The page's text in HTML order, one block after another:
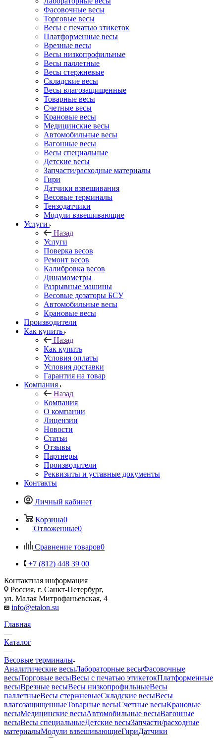
Фасовочные весы
Торговые весы
Весы с печатью этикеток
Платформенные весы
Врезные весы
Весы низкопрофильные
Весы паллетные
Весы стержневые
Складские весы
Весы влагозащищенные
Товарные весы
Счетные весы
Крановые весы
Медицинские весы
Автомобильные весы
Вагонные весы
Весы специальные
Детские весы
Запчасти/расходные материалы
Гири
Датчики взвешивания
Весовые терминалы
Тензодатчики
Модули взвешивающие
Услуги
Назад
Услуги
Поверка весов
Ремонт весов
Калибровка весов
Динамометры
Разрывные машины
Весовые дозаторы БСУ
Автомобильные весы
Крановые весы
Производители
Как купить
Назад
Как купить
Условия оплаты
Условия доставки
Гарантия на товар
Компания
Назад
Компания
О компании
Лицензии
Новости
Статьи
Отзывы
Партнеры
Производители
Реквизиты и уставные документы
Контакты
Личный кабинет
Корзина0
Отложенные0
Сравнение товаров0
+7 (812) 448 39 00
Контактная информация
Россия, г. Санкт-Петербург,
ул. Малая Митрофаньевская, 4
info@etalon.su
Главная
—
Каталог
—
Весовые терминалы
Аналитические весыЛабораторные весыФасовочные
весыТорговые весыВесы с печатью этикетокПлатформенные
весыВрезные весыВесы низкопрофильныеВесы
паллетныеВесы стержневыеСкладские весыВесы
влагозащищенныеТоварные весыСчетные весыКрановые
весыМедицинские весыАвтомобильные весыВагонные
весыВесы специальныеДетские весыЗапчасти/расходные
материалыМодули взвешивающиеГириДатчики